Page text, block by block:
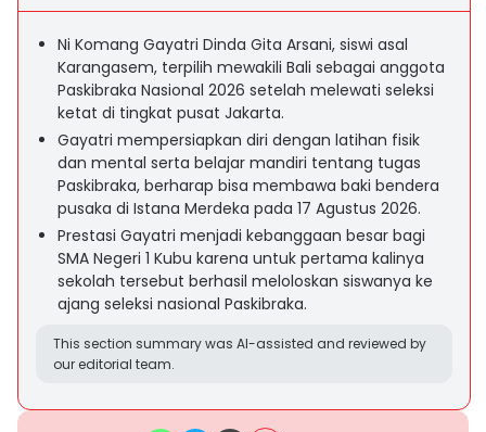
Ni Komang Gayatri Dinda Gita Arsani, siswi asal
Karangasem, terpilih mewakili Bali sebagai anggota
Paskibraka Nasional 2026 setelah melewati seleksi
ketat di tingkat pusat Jakarta.
Gayatri mempersiapkan diri dengan latihan fisik
dan mental serta belajar mandiri tentang tugas
Paskibraka, berharap bisa membawa baki bendera
pusaka di Istana Merdeka pada 17 Agustus 2026.
Prestasi Gayatri menjadi kebanggaan besar bagi
SMA Negeri 1 Kubu karena untuk pertama kalinya
sekolah tersebut berhasil meloloskan siswanya ke
ajang seleksi nasional Paskibraka.
This section summary was AI-assisted and reviewed by
our editorial team.